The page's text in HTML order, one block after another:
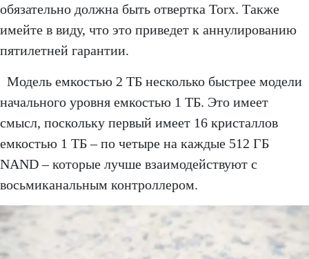
обязательно должна быть отвертка Torx. Также
имейте в виду, что это приведет к аннулированию
пятилетней гарантии.
Модель емкостью 2 ТБ несколько быстрее модели
начального уровня емкостью 1 ТБ. Это имеет
смысл, поскольку первый имеет 16 кристаллов
емкостью 1 ТБ – по четыре на каждые 512 ГБ
NAND – которые лучше взаимодействуют с
восьмиканальным контроллером.